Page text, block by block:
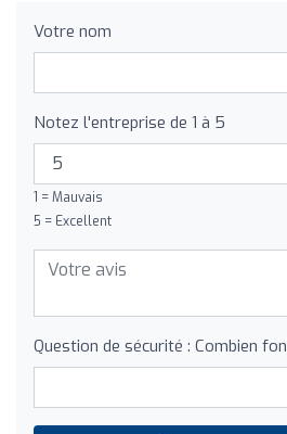
Votre nom
Notez l'entreprise de 1 à 5
1 = Mauvais
5 = Excellent
Question de sécurité : Combien